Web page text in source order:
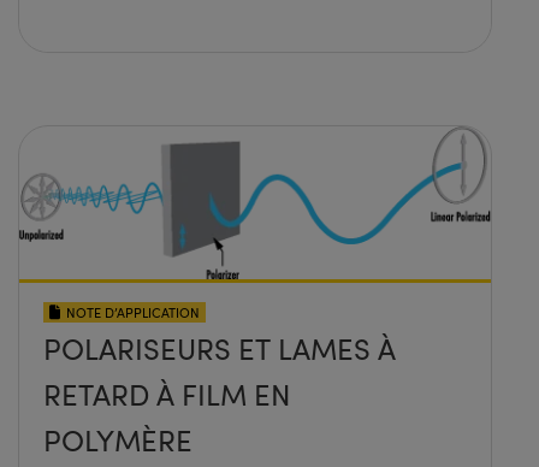
NOTE D’APPLICATION
POLARISEURS ET LAMES À
RETARD À FILM EN
POLYMÈRE